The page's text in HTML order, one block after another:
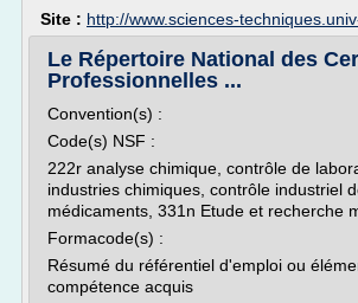
Site : http://www.sciences-
Le Répertoire National des
Professionnelles ...
Convention(s) :
Code(s) NSF :
222r analyse chimique, contrôle de
industries chimiques, contrôle industriel
médicaments, 331n Etude et recherche
Formacode(s) :
Résumé du référentiel d'emploi ou
compétence acquis